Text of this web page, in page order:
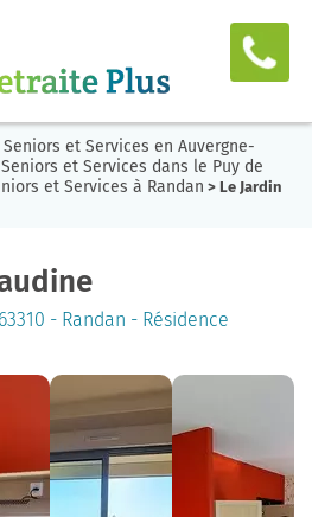
Seniors et Services en Auvergne-
et Services dans le Puy de
et Services à Randan > Le Jardin
- Randan - Résidence